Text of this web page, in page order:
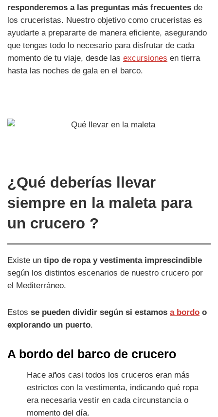
responderemos a las preguntas más frecuentes de
los cruceristas. Nuestro objetivo como cruceristas es
ayudarte a prepararte de manera eficiente, asegurando
que tengas todo lo necesario para disfrutar de cada
momento de tu viaje, desde las excursiones en tierra
hasta las noches de gala en el barco.
¿Qué deberías llevar
siempre en la maleta para
un crucero ?
Existe un tipo de ropa y vestimenta imprescindible
según los distintos escenarios de nuestro crucero por
el Mediterráneo.
Estos se pueden dividir según si estamos a bordo o
explorando un puerto.
A bordo del barco de crucero
Hace años casi todos los cruceros eran más
estrictos con la vestimenta, indicando qué ropa
era necesaria vestir en cada circunstancia o
momento del día.